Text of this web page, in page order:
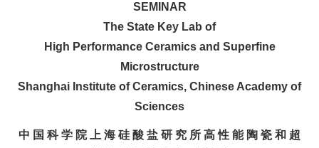
SEMINAR
The State Key Lab of
High Performance Ceramics and Superfine
Microstructure
Shanghai Institute of Ceramics, Chinese Academy of
Sciences
中 国 科 学 院 上 海 硅 酸 盐 研 究 所 高 性 能 陶 瓷 和 超